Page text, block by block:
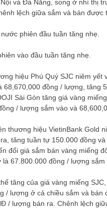
và Đà Nẵng, song ở nhì thị
lệch giữa sắm và bán được
vào đầu tuần tăng nhẹ.
hiệu Phú Quý SJC niêm
68,670,000 đồng / lượng, tăng
Sài Gòn tăng giá vàng
/ lượng sắm vào và
thương hiệu VietinBank Gold
tăng tuần tự 150.000 đồng
đổi giá sắm bán vàng miếng
là 67.800.000 đồng / lượng
tăng của giá vàng miếng
/ lượng ở cả chiều sắm và
/ lượng bán ra. Chênh lệch